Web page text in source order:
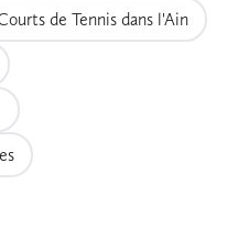
de Tennis dans l'Ain